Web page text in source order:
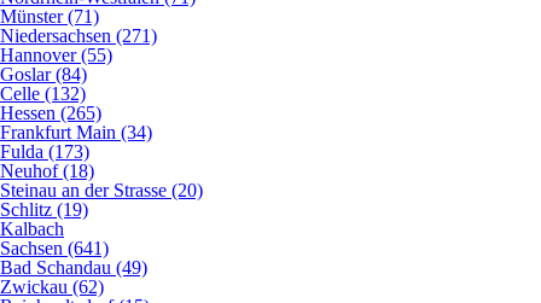
Münster (71)
Niedersachsen (271)
Hannover (55)
Goslar (84)
Celle (132)
Hessen (265)
Frankfurt Main (34)
Fulda (173)
Neuhof (18)
Steinau an der Strasse (20)
Schlitz (19)
Kalbach
Sachsen (641)
Bad Schandau (49)
Zwickau (62)